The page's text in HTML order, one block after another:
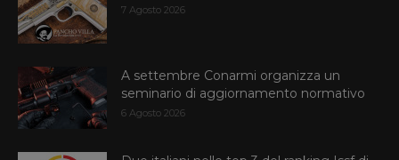
7 Agosto 2026
A settembre Conarmi organizza un
seminario di aggiornamento normativo
6 Agosto 2026